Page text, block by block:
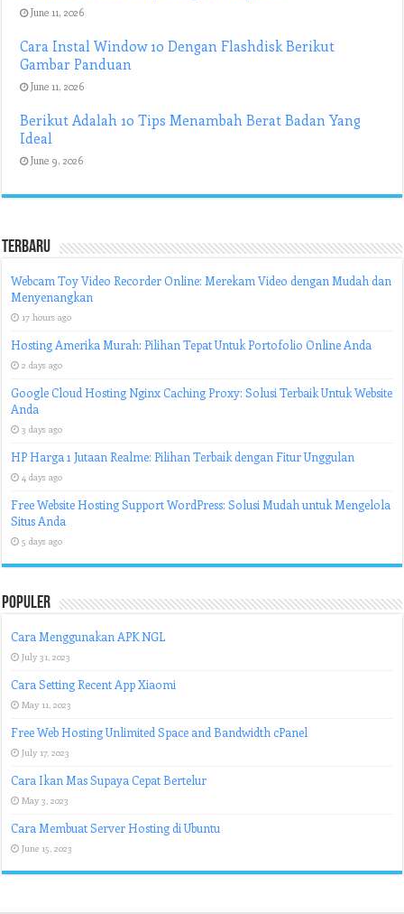
June 11, 2026
Cara Instal Window 10 Dengan Flashdisk Berikut
Gambar Panduan
June 11, 2026
Berikut Adalah 10 Tips Menambah Berat Badan Yang
Ideal
June 9, 2026
Terbaru
Webcam Toy Video Recorder Online: Merekam Video dengan Mudah dan
Menyenangkan
17 hours ago
Hosting Amerika Murah: Pilihan Tepat Untuk Portofolio Online Anda
2 days ago
Google Cloud Hosting Nginx Caching Proxy: Solusi Terbaik Untuk Website
Anda
3 days ago
HP Harga 1 Jutaan Realme: Pilihan Terbaik dengan Fitur Unggulan
4 days ago
Free Website Hosting Support WordPress: Solusi Mudah untuk Mengelola
Situs Anda
5 days ago
Populer
Cara Menggunakan APK NGL
July 31, 2023
Cara Setting Recent App Xiaomi
May 11, 2023
Free Web Hosting Unlimited Space and Bandwidth cPanel
July 17, 2023
Cara Ikan Mas Supaya Cepat Bertelur
May 3, 2023
Cara Membuat Server Hosting di Ubuntu
June 15, 2023